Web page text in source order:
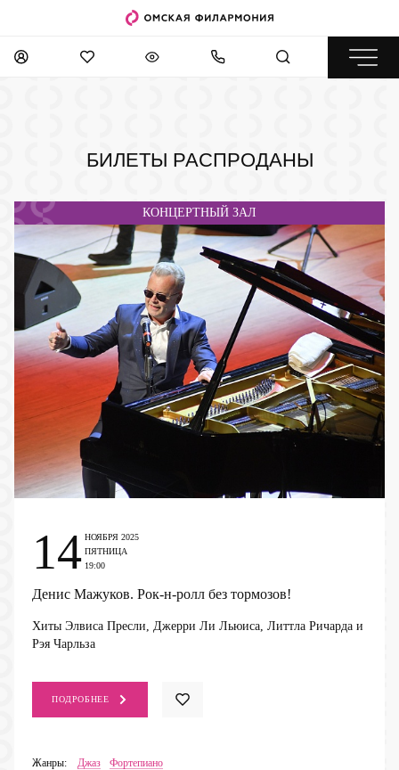
БИЛЕТЫ РАСПРОДАНЫ
КОНЦЕРТНЫЙ ЗАЛ
Денис Мажуков. Рок-н-ролл без тормозов!
Хиты Элвиса Пресли, Джерри Ли Льюиса, Литтла Ричарда и
Рэя Чарльза
Жанры: Джаз Фортепиано
14 НОЯБРЯ 2025
ПЯТНИЦА
19:00
ПОДРОБНЕЕ